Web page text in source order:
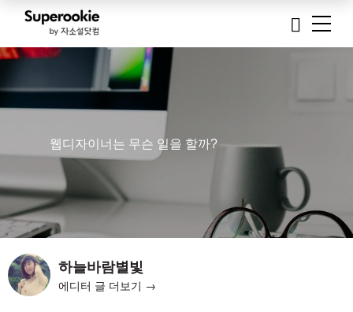
웹디자이너는 무슨 일을 할까?
하늘바람별빛
에디터 글 더보기 →